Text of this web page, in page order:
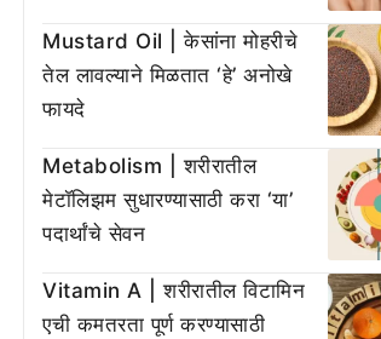
Mustard Oil | केसांना मोहरीचे
तेल लावल्याने मिळतात ‘हे’ अनोखे
फायदे
Metabolism | शरीरातील
मेटॉलिझम सुधारण्यासाठी करा ‘या’
पदार्थांचे सेवन
Vitamin A | शरीरातील विटामिन
एची कमतरता पूर्ण करण्यासाठी